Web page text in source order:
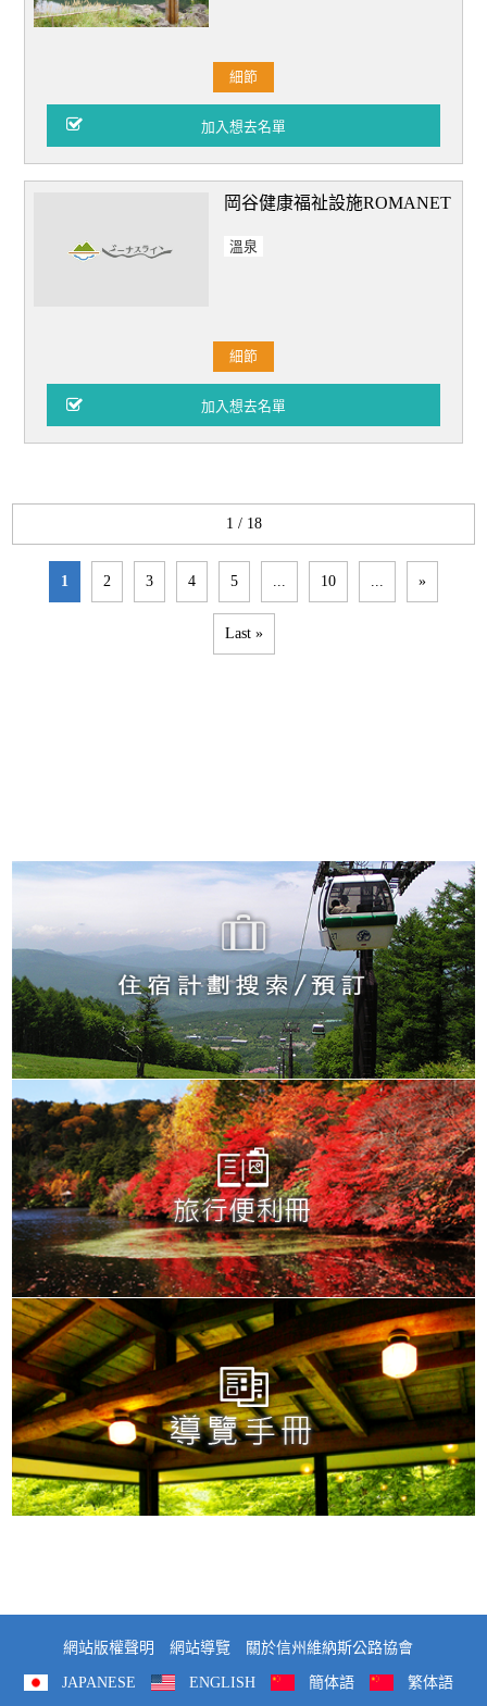
細節
岡谷健康福祉設施ROMANET
溫泉
細節
1 / 18
1 2 3 4 5 10 »
Last »
網站版權聲明 網站導覽 關於信州維納斯公路協會
JAPANESE ENGLISH 簡体語 繁体語